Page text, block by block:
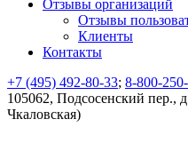
Отзывы организаций
Отзывы
Клиенты
Контакты
+7 (495) 492-80-33; 8-800-
105062, Подсосенский пер.,
Чкаловская)